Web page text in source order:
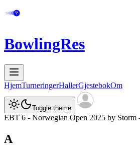
BowlingRes
HjemTurneringerHallerGjestebokOm
Toggle theme
EBT 6 - Norwegian Open 2025 by Storm
A